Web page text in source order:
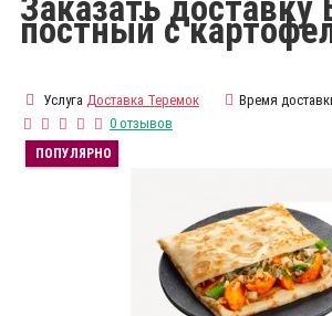
постный с
Услуга Доставка Теремок Время
0 отзывов
ПОПУЛЯРНО